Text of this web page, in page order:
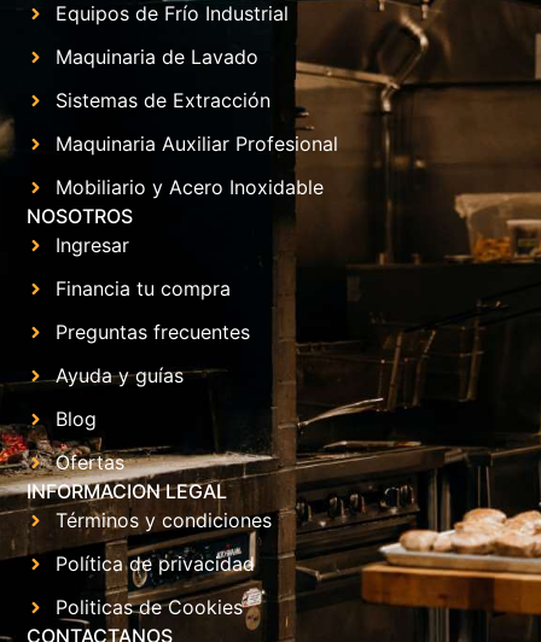
Equipos de Frío Industrial
Maquinaria de Lavado
Sistemas de Extracción
Maquinaria Auxiliar Profesional
Mobiliario y Acero Inoxidable
NOSOTROS
Ingresar
Financia tu compra
Preguntas frecuentes
Ayuda y guías
Blog
Ofertas
INFORMACION LEGAL
Términos y condiciones
Política de privacidad
Politicas de Cookies
CONTACTANOS